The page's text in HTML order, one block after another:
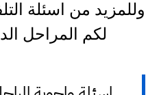
وللمزيد من اسئلة
لكم المراحل